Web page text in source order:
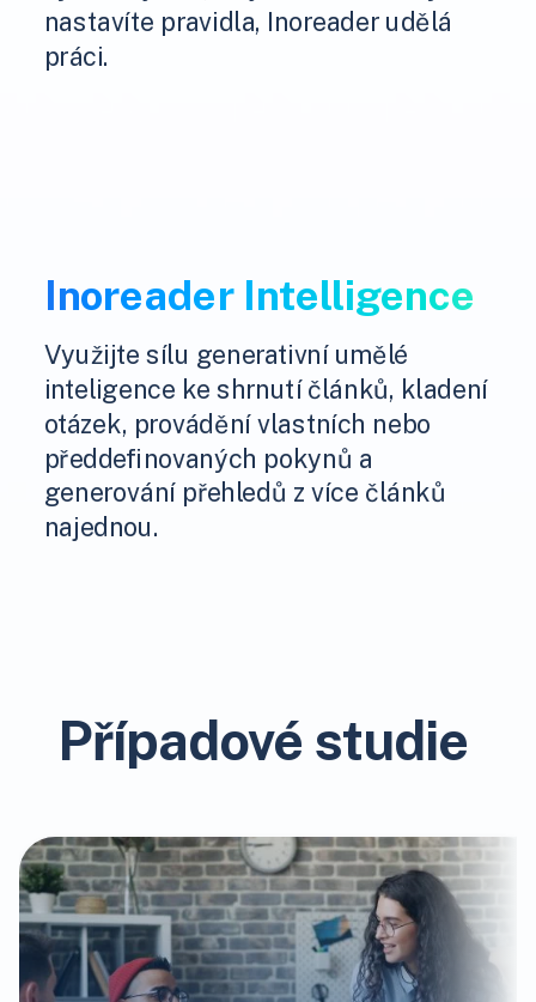
nastavíte pravidla, Inoreader udělá
práci.
Inoreader Intelligence
Využijte sílu generativní umělé
inteligence ke shrnutí článků, kladení
otázek, provádění vlastních nebo
předdefinovaných pokynů a
generování přehledů z více článků
najednou.
Případové studie